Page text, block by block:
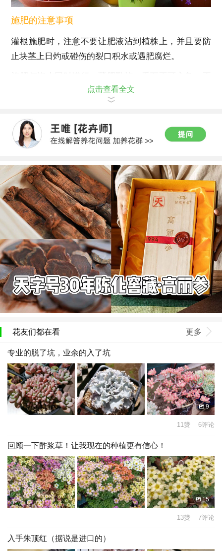
施肥的注意事项
灌根施肥时，注意不要让肥液沾到植株上，并且要防
止块茎上日灼或碰伤的裂口积水或遇肥腐烂。
然可是会对断崖女王造成危害的呢！
点击查看全文
花友们都在看 更多
专业的脱了坑，业余的入了坑
9
11赞 6评论
回顾一下酢浆草！让我现在的种植更有信心！
15
13赞 7评论
入手朱顶红（据说是进口的）